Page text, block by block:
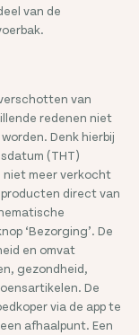
van de
van
redenen niet
Denk hierbij
(THT)
niet meer verkocht
producten direct van
‘Bezorging’. De
en omvat
gezondheid,
De
via de app te
afhaalpunt. Een